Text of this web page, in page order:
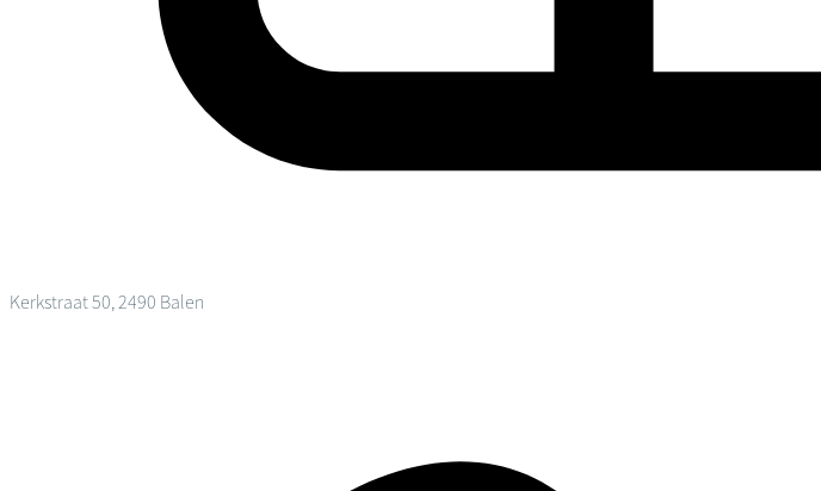
Kerkstraat 50, 2490 Balen